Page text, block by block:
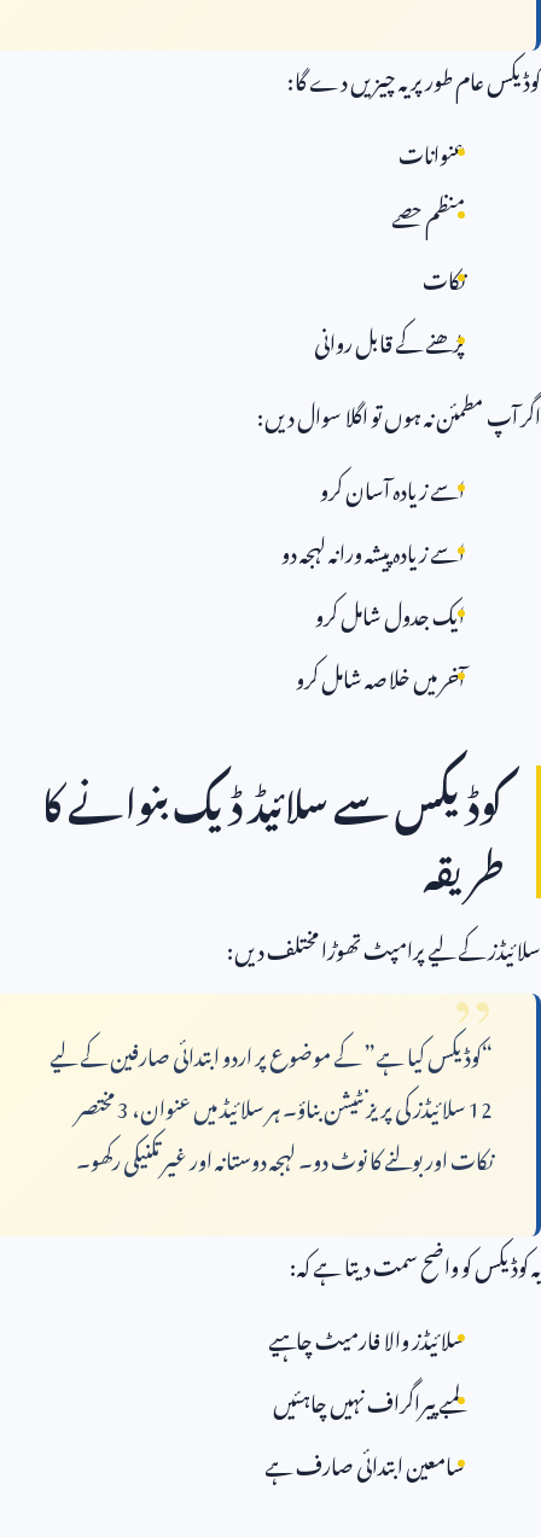
کوڈیکس عام طور پر یہ چیزیں دے گا:
عنوانات
منظم حصے
نکات
پڑھنے کے قابل روانی
اگر آپ مطمئن نہ ہوں تو اگلا سوال دیں:
اسے زیادہ آسان کرو
اسے زیادہ پیشہ ورانہ لہجہ دو
ایک جدول شامل کرو
آخر میں خلاصہ شامل کرو
کوڈیکس سے سلائیڈ ڈیک بنوانے کا
طریقہ
سلائیڈز کے لیے پرامپٹ تھوڑا مختلف دیں:
“کوڈیکس کیا ہے” کے موضوع پر اردو ابتدائی صارفین کے لیے
12سلائیڈز کی پریزنٹیشن بناؤ۔ ہر سلائیڈ میں عنوان،3مختصر
نکات اور بولنے کا نوٹ دو۔ لہجہ دوستانہ اور غیر تکنیکی رکھو۔
یہ کوڈیکس کو واضح سمت دیتا ہے کہ:
سلائیڈز والا فارمیٹ چاہیے
لمبے پیراگراف نہیں چاہئیں
سامعین ابتدائی صارف ہے